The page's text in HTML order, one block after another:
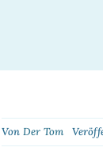
Von Der Tom